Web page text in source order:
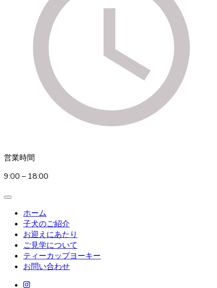
営業時間
9:00 – 18:00
ホーム
子犬のご紹介
お迎えにあたり
ご見学について
ティーカップヨーキー
お問い合わせ